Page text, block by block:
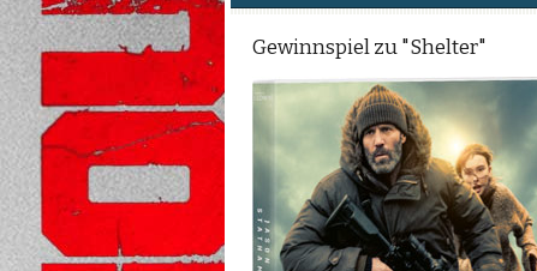
Gewinnspiel zu "Shelter"